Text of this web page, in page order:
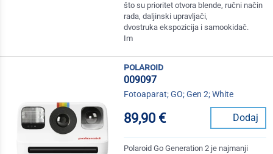
što su prioritet otvora blende, ručni način
rada, daljinski upravljači,
dvostruka ekspozicija i samookidač.
Im
polaroid
009097
Fotoaparat; GO; Gen 2; White
89,90 € Dodaj
Polaroid Go Generation 2 je najmanji